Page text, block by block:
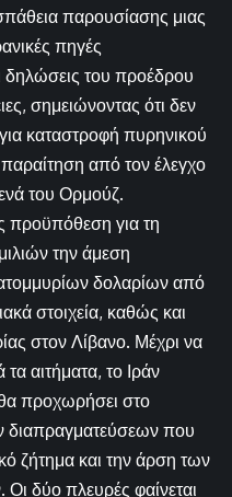
παρουσίασης μιας
πηγές
δηλώσεις του προέδρου
σημειώνοντας ότι δεν
καταστροφή πυρηνικού
από τον έλεγχο
του Ορμούζ.
προϋπόθεση για τη
την άμεση
δολαρίων από
στοιχεία, καθώς και
στον Λίβανο. Μέχρι να
αιτήματα, το Ιράν
θα προχωρήσει στο
διαπραγματεύσεων που
ζήτημα και την άρση των
δύο πλευρές φαίνεται